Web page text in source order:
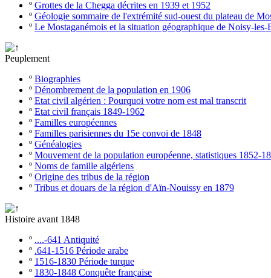
º Grottes de la Chegga décrites en 1939 et 1952
º Géologie sommaire de l'extrémité sud-ouest du plateau de
º Le Mostaganémois et la situation géographique de Noisy-les-
Peuplement
º Biographies
º Dénombrement de la population en 1906
º Etat civil algérien : Pourquoi votre nom est mal transcrit
º Etat civil français 1849-1962
º Familles européennes
º Familles parisiennes du 15e convoi de 1848
º Généalogies
º Mouvement de la population européenne, statistiques 1852-
º Noms de famille algériens
º Origine des tribus de la région
º Tribus et douars de la région d'Aïn-Nouissy en 1879
Histoire avant 1848
º ....-641 Antiquité
º .641-1516 Période arabe
º 1516-1830 Période turque
º 1830-1848 Conquête française